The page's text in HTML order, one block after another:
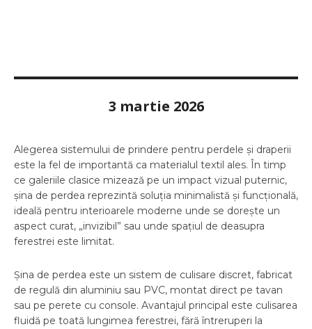
3 martie 2026
Alegerea sistemului de prindere pentru perdele și draperii
este la fel de importantă ca materialul textil ales. În timp
ce galeriile clasice mizează pe un impact vizual puternic,
șina de perdea reprezintă soluția minimalistă și funcțională,
ideală pentru interioarele moderne unde se dorește un
aspect curat, „invizibil” sau unde spațiul de deasupra
ferestrei este limitat.
Șina de perdea este un sistem de culisare discret, fabricat
de regulă din aluminiu sau PVC, montat direct pe tavan
sau pe perete cu console. Avantajul principal este culisarea
fluidă pe toată lungimea ferestrei, fără întreruperi la